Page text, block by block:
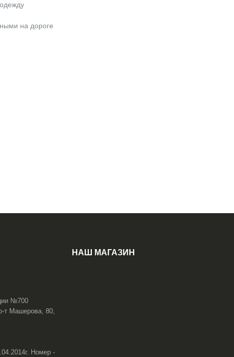
на дороге
№700
т Машерова, 80,
Номер -
НАШ МАГАЗИН